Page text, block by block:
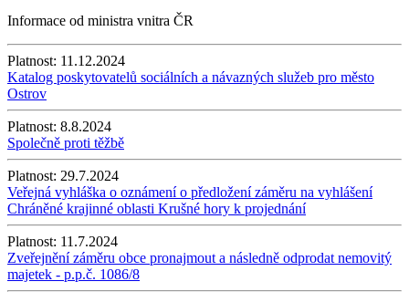
Informace od ministra vnitra ČR
Platnost: 11.12.2024
Katalog poskytovatelů sociálních a návazných služeb pro město
Ostrov
Platnost: 8.8.2024
Společně proti těžbě
Platnost: 29.7.2024
Veřejná vyhláška o oznámení o předložení záměru na vyhlášení
Chráněné krajinné oblasti Krušné hory k projednání
Platnost: 11.7.2024
Zveřejnění záměru obce pronajmout a následně odprodat nemovitý
majetek - p.p.č. 1086/8